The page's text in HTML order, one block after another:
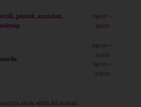
péntek, szombat,
09:00 –
19:00
09:00 –
14:00
19:00 –
23:00
zárás előtt fél órával.